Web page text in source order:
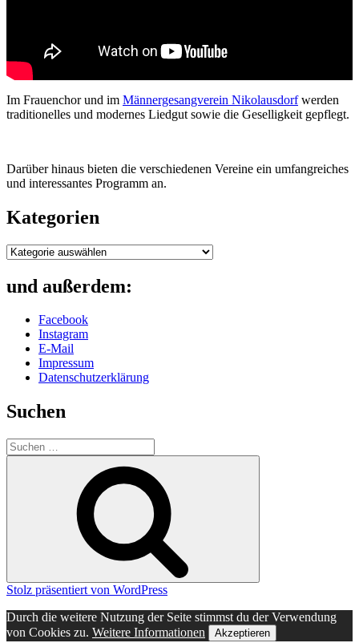
Im Frauenchor und im Männergesangverein Nikolausdorfwerden
traditionelles und modernes Liedgut sowie die Geselligkeit gepflegt.
Darüber hinaus bieten die verschiedenen Vereine ein umfangreiches
und interessantes Programm an.
Kategorien
Kategorien
und außerdem:
Facebook
Instagram
E-Mail
Impressum
Datenschutzerklärung
Suchen
Suche
nach:
Stolz präsentiert von WordPress
Durch die weitere Nutzung der Seite stimmst du der Verwendung
von Cookies zu. Weitere Informationen Akzeptieren